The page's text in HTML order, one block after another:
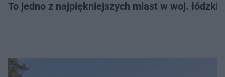
To jedno z najpiękniejszych miast w woj.